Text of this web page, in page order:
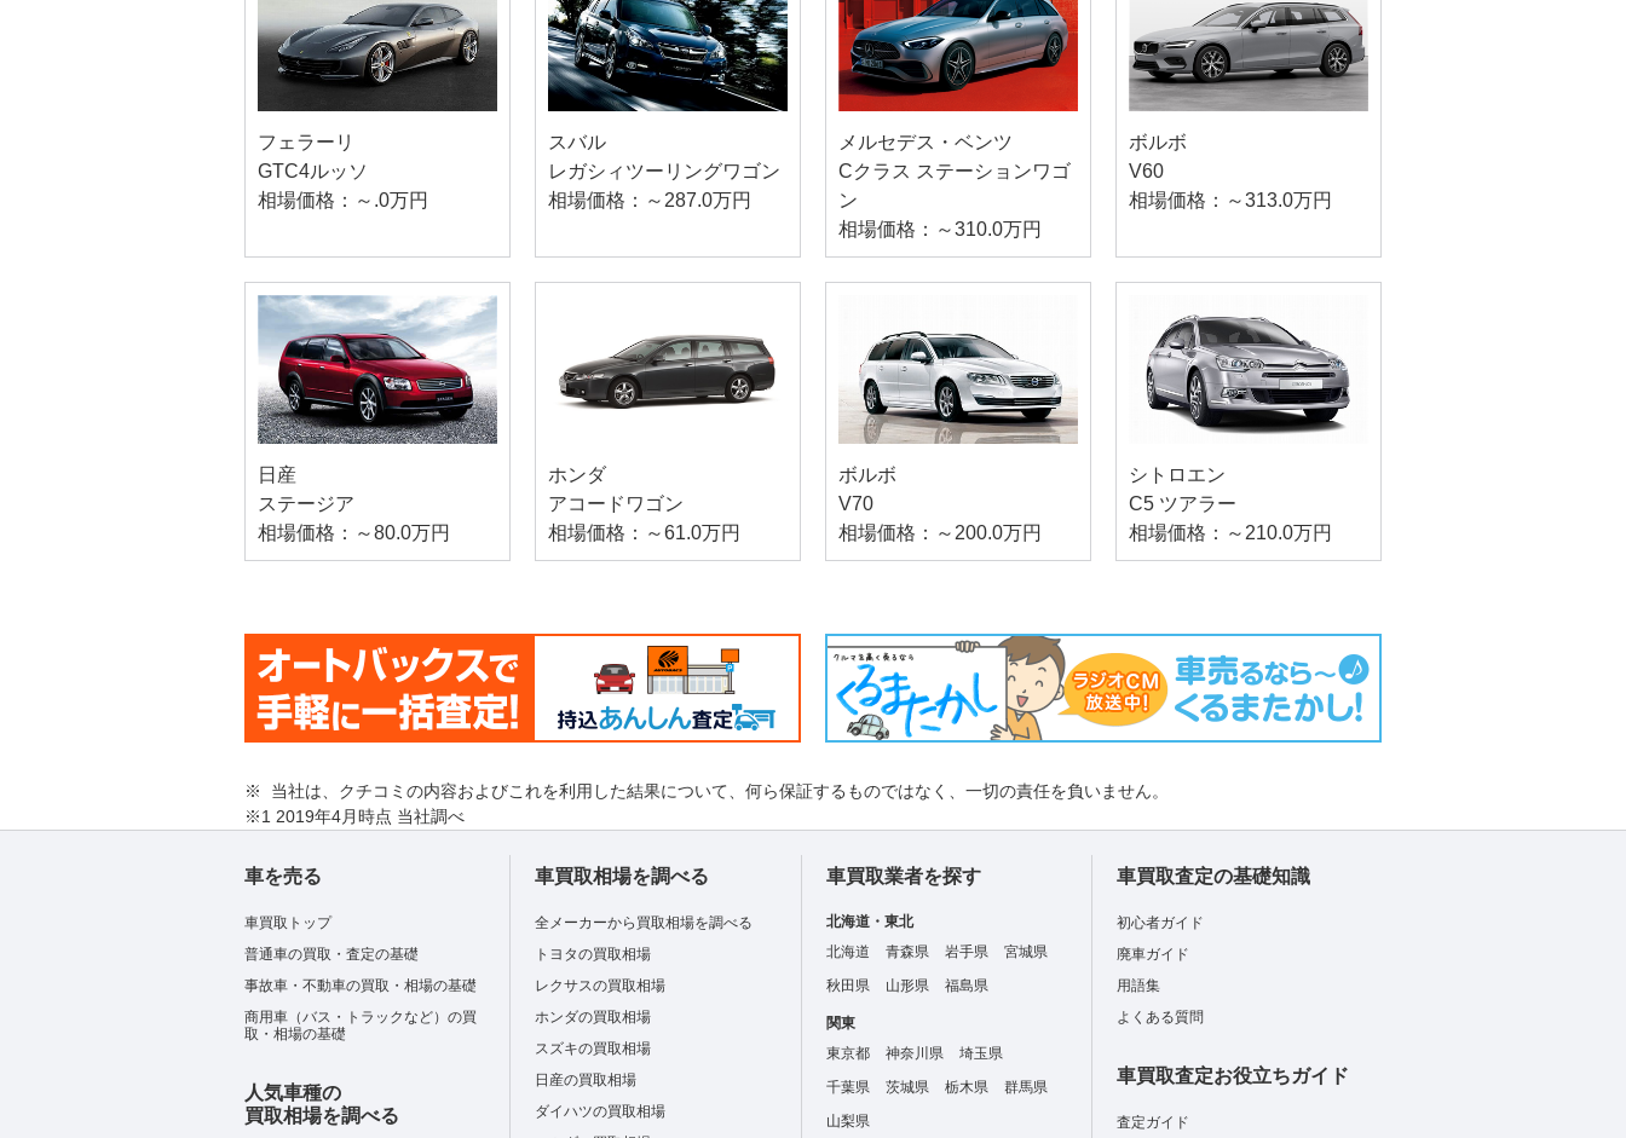
フェラーリ
GTC4ルッソ
相場価格：～.0万円
スバル
レガシィツーリングワゴン
相場価格：～287.0万円
メルセデス・ベンツ
Cクラス ステーションワゴ
ン
相場価格：～310.0万円
ボルボ
V60
相場価格：～313.0万円
日産
ステージア
相場価格：～80.0万円
ホンダ
アコードワゴン
相場価格：～61.0万円
ボルボ
V70
相場価格：～200.0万円
シトロエン
C5 ツアラー
相場価格：～210.0万円
※ 当社は、クチコミの内容およびこれを利用した結果について、何ら保証するものではなく、一切の責任を負いません。
※1 2019年4月時点 当社調べ
車を売る
車買取トップ
普通車の買取・査定の基礎
事故車・不動車の買取・相場の基礎
商用車（バス・トラックなど）の買
取・相場の基礎
人気車種の
買取相場を調べる
車買取相場を調べる
全メーカーから買取相場を調べる
トヨタの買取相場
レクサスの買取相場
ホンダの買取相場
スズキの買取相場
日産の買取相場
ダイハツの買取相場
車買取業者を探す
北海道・東北
北海道
青森県 岩手県
宮城県
秋田県
山形県 福島県
関東
東京都
神奈川県
埼玉県
千葉県
茨城県 栃木県
群馬県
山梨県
車買取査定の基礎知識
初心者ガイド
廃車ガイド
用語集
よくある質問
車買取査定お役立ちガイド
査定ガイド